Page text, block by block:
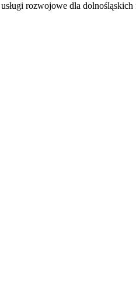
rozwojowe dla dolnośląskich